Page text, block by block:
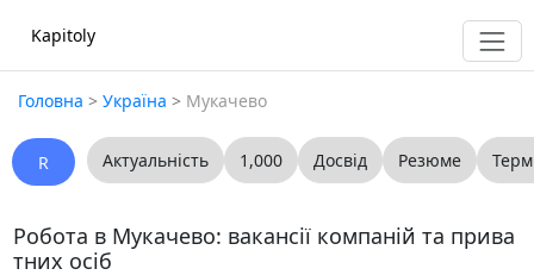
Kapitoly
Головна > Україна > Мукачево
R Актуальність 1,000 Досвід Резюме
Робота в Мукачево: вакансії компаній та прива
тних осіб